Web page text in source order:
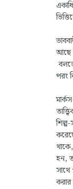
আছে
পরং
হন,
করার